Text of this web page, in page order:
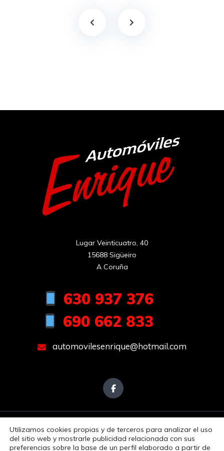
Lugar Veinticuatro, 40
15688 Sigüeiro
A Coruña
630 937 376
690 662 833
automovilesenrique@hotmail.com
Aviso LegalPolítica de PrivacidadPolítica de Cookies
Accesibilidad
Utilizamos cookies propias y de terceros para analizar el uso
del sitio web y mostrarle publicidad relacionada con sus
preferencias sobre la base de un perfil elaborado a partir de